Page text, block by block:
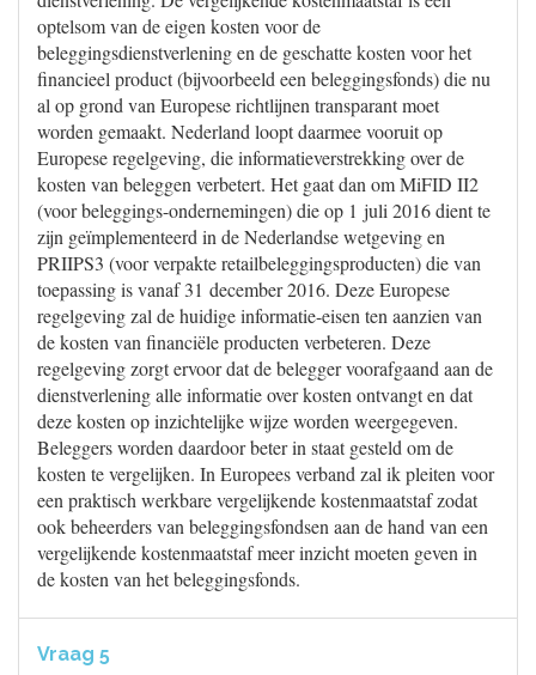
optelsom van de eigen kosten voor de
beleggingsdienstverlening en de geschatte kosten voor het
financieel product (bijvoorbeeld een beleggingsfonds) die nu
al op grond van Europese richtlijnen transparant moet
worden gemaakt. Nederland loopt daarmee vooruit op
Europese regelgeving, die informatieverstrekking over de
kosten van beleggen verbetert. Het gaat dan om MiFID II2
(voor beleggings-ondernemingen) die op 1 juli 2016 dient te
zijn geïmplementeerd in de Nederlandse wetgeving en
PRIIPS3 (voor verpakte retailbeleggingsproducten) die van
toepassing is vanaf 31 december 2016. Deze Europese
regelgeving zal de huidige informatie-eisen ten aanzien van
de kosten van financiële producten verbeteren. Deze
regelgeving zorgt ervoor dat de belegger voorafgaand aan de
dienstverlening alle informatie over kosten ontvangt en dat
deze kosten op inzichtelijke wijze worden weergegeven.
Beleggers worden daardoor beter in staat gesteld om de
kosten te vergelijken. In Europees verband zal ik pleiten voor
een praktisch werkbare vergelijkende kostenmaatstaf zodat
ook beheerders van beleggingsfondsen aan de hand van een
vergelijkende kostenmaatstaf meer inzicht moeten geven in
de kosten van het beleggingsfonds.
Vraag 5